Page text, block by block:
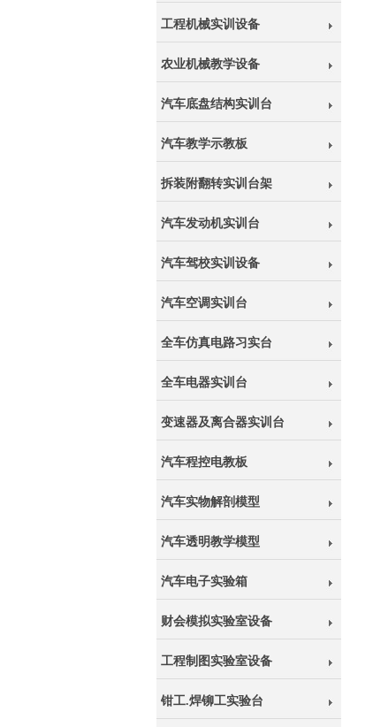
工程机械实训设备
农业机械教学设备
汽车底盘结构实训台
汽车教学示教板
拆装附翻转实训台架
汽车发动机实训台
汽车驾校实训设备
汽车空调实训台
全车仿真电路习实台
全车电器实训台
变速器及离合器实训台
汽车程控电教板
汽车实物解剖模型
汽车透明教学模型
汽车电子实验箱
财会模拟实验室设备
工程制图实验室设备
钳工.焊铆工实验台